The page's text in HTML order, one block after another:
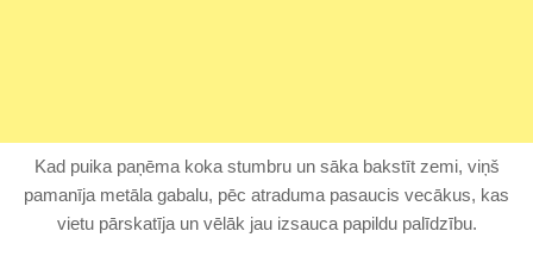
Kad puika paņēma koka stumbru un sāka bakstīt zemi, viņš
pamanīja metāla gabalu, pēc atraduma pasaucis vecākus, kas
vietu pārskatīja un vēlāk jau izsauca papildu palīdzību.